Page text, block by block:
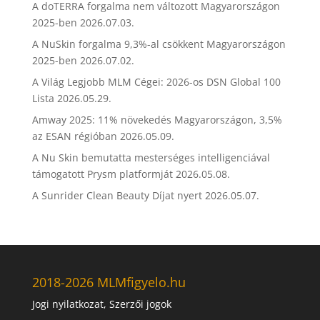
A doTERRA forgalma nem változott Magyarországon
2025-ben 2026.07.03.
A NuSkin forgalma 9,3%-al csökkent Magyarországon
2025-ben 2026.07.02.
A Világ Legjobb MLM Cégei: 2026-os DSN Global 100
Lista 2026.05.29.
Amway 2025: 11% növekedés Magyarországon, 3,5%
az ESAN régióban 2026.05.09.
A Nu Skin bemutatta mesterséges intelligenciával
támogatott Prysm platformját 2026.05.08.
A Sunrider Clean Beauty Díjat nyert 2026.05.07.
2018-2026 MLMfigyelo.hu
Jogi nyilatkozat, Szerzői jogok